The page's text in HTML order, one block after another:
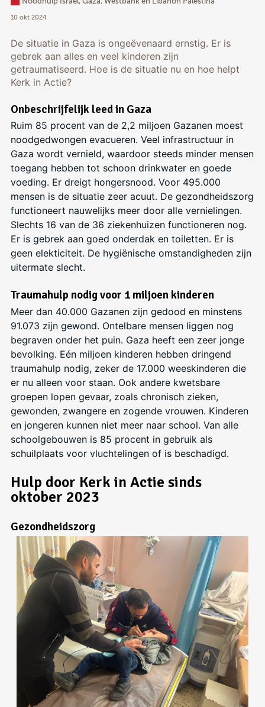
Noodhulp Israël, Gaza, Westbank en Libanon Palestina
10 okt 2024
De situatie in Gaza is ongeëvenaard ernstig. Er is
gebrek aan alles en veel kinderen zijn
getraumatiseerd. Hoe is de situatie nu en hoe helpt
Kerk in Actie?
Onbeschrijfelijk leed in Gaza
Ruim 85 procent van de 2,2 miljoen Gazanen moest
noodgedwongen evacueren. Veel infrastructuur in
Gaza wordt vernield, waardoor steeds minder mensen
toegang hebben tot schoon drinkwater en goede
voeding. Er dreigt hongersnood. Voor 495.000
mensen is de situatie zeer acuut. De gezondheidszorg
functioneert nauwelijks meer door alle vernielingen.
Slechts 16 van de 36 ziekenhuizen functioneren nog.
Er is gebrek aan goed onderdak en toiletten. Er is
geen elekticiteit. De hygiënische omstandigheden zijn
uitermate slecht.
Traumahulp nodig voor 1 miljoen kinderen
Meer dan 40.000 Gazanen zijn gedood en minstens
91.073 zijn gewond. Ontelbare mensen liggen nog
begraven onder het puin. Gaza heeft een zeer jonge
bevolking. Eén miljoen kinderen hebben dringend
traumahulp nodig, zeker de 17.000 weeskinderen die
er nu alleen voor staan. Ook andere kwetsbare
groepen lopen gevaar, zoals chronisch zieken,
gewonden, zwangere en zogende vrouwen. Kinderen
en jongeren kunnen niet meer naar school. Van alle
schoolgebouwen is 85 procent in gebruik als
schuilplaats voor vluchtelingen of is beschadigd.
Hulp door Kerk in Actie sinds
oktober 2023
Gezondheidszorg